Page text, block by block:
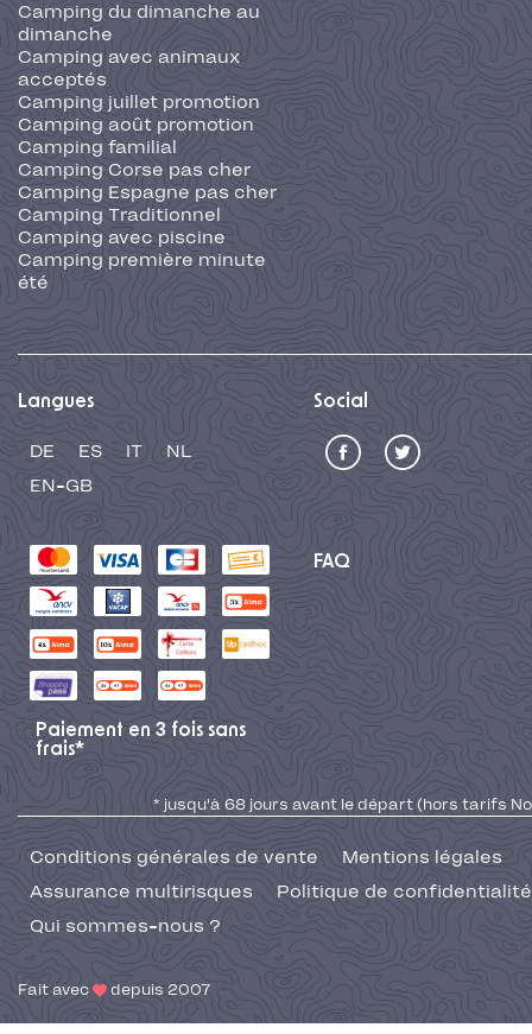
Camping du dimanche au
dimanche
Camping avec animaux
acceptés
Camping juillet promotion
Camping août promotion
Camping familial
Camping Corse pas cher
Camping Espagne pas cher
Camping Traditionnel
Camping avec piscine
Camping première minute
été
Langues
DE ES IT
NL
EN-GB
Social
FAQ
Paiement en 3 fois sans
frais*
* jusqu'à 68 jours avant le départ (hors tarifs No
Conditions générales de vente
Mentions légales
Assurance multirisques
Politique de confidentialité
Qui sommes-nous ?
Fait avec depuis 2007